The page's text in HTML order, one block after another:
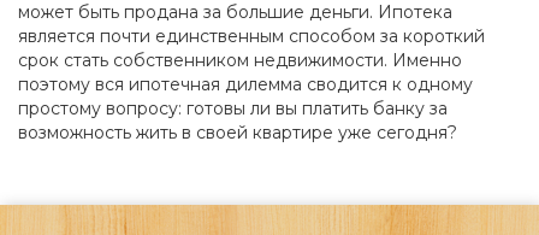
может быть продана за большие деньги. Ипотека
является почти единственным способом за короткий
срок стать собственником недвижимости. Именно
поэтому вся ипотечная дилемма сводится к одному
простому вопросу: готовы ли вы платить банку за
возможность жить в своей квартире уже сегодня?